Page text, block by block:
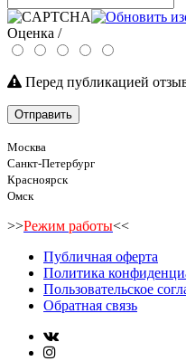
Оценка /
Перед публикацией
Отправить
Москва
Санкт-Петербург
Красноярск
Омск
>>Режим работы<<
Публичная оферта
Политика
Пользовательское
Обратная связь